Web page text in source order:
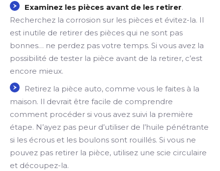
Examinez les pièces avant de les retirer.
Recherchez la corrosion sur les pièces et évitez-la. Il
est inutile de retirer des pièces qui ne sont pas
bonnes… ne perdez pas votre temps. Si vous avez la
possibilité de tester la pièce avant de la retirer, c’est
encore mieux.
Retirez la pièce auto, comme vous le faites à la
maison. Il devrait être facile de comprendre
comment procéder si vous avez suivi la première
étape. N’ayez pas peur d’utiliser de l’huile pénétrante
si les écrous et les boulons sont rouillés. Si vous ne
pouvez pas retirer la pièce, utilisez une scie circulaire
et découpez-la.